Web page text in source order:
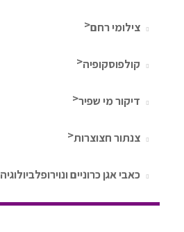
צילומי רחם
קולפוסקופיה
דיקור מי שפיר
צנתור חצוצרות
כאבי אגן כרוניים ונוירופלביולוגיה